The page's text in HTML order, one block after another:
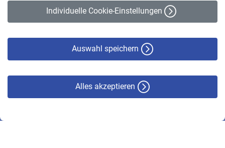
Individuelle Cookie-Einstellungen
Auswahl speichern
Alles akzeptieren
Erklärung zur Barrierefreiheit
© VBL 2026